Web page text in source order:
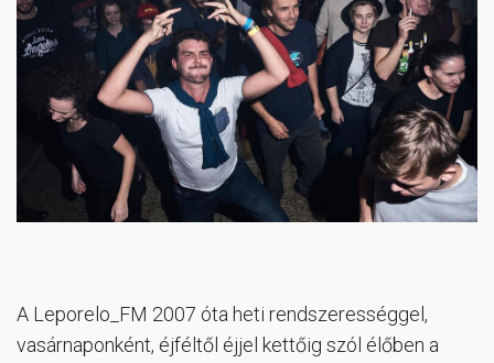
A Leporelo_FM 2007 óta heti rendszerességgel,
vasárnaponként, éjféltől éjjel kettőig szól élőben a